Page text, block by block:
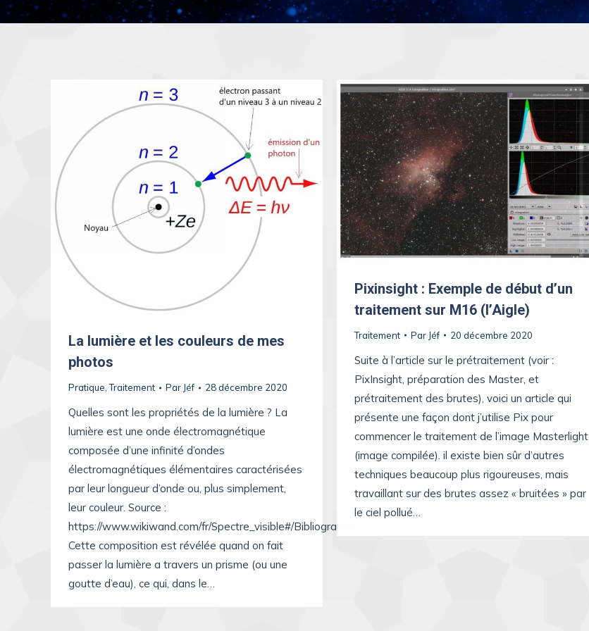
La lumière et les couleurs de mes
photos
Pratique ,Traitement Par Jéf 28 décembre 2020
Quelles sont les propriétés de la lumière ? La
lumière est une onde électromagnétique
composée d’une infinité d’ondes
électromagnétiques élémentaires caractérisées
par leur longueur d’onde ou, plus simplement,
leur couleur. Source :
https://www.wikiwand.com/fr/Spectre_visible#/Bibliographie
Cette composition est révélée quand on fait
passer la lumière a travers un prisme (ou une
goutte d’eau), ce qui, dans le…
Pixinsight : Exemple de début d’un
traitement sur M16 (l’Aigle)
Traitement Par Jéf 20 décembre 2020
Suite à l’article sur le prétraitement (voir :
PixInsight, préparation des Master, et
prétraitement des brutes), voici un article qui
présente une façon dont j’utilise Pix pour
commencer le traitement de l’image Masterlight
(image compilée). il existe bien sûr d’autres
techniques beaucoup plus rigoureuses, mais
travaillant sur des brutes assez « bruitées » par
le ciel pollué…